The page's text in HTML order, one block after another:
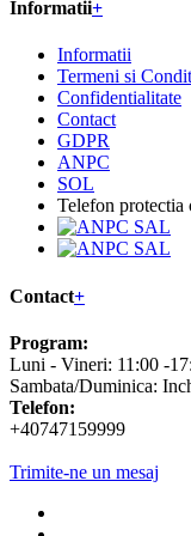
Informatii+
Informatii
Termeni si
Confidentialitate
Contact
GDPR
ANPC
SOL
Telefon protectia
Contact+
Program:
Luni - Vineri: 11:00 -
Sambata/Duminica:
Telefon:
+40747159999
Trimite-ne un mesaj